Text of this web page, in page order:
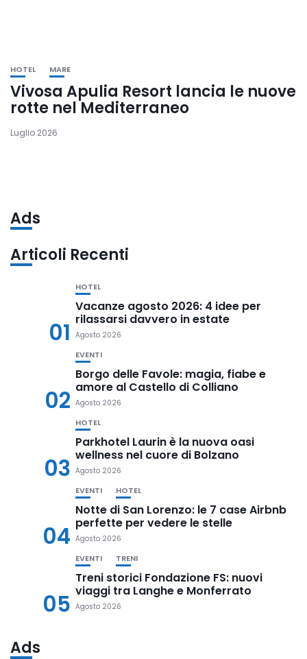
HOTEL MARE
Vivosa Apulia Resort lancia le nuove
rotte nel Mediterraneo
Luglio 2026
Ads
Articoli Recenti
01
HOTEL
Vacanze agosto 2026: 4 idee per
rilassarsi davvero in estate
Agosto 2026
02
EVENTI
Borgo delle Favole: magia, fiabe e
amore al Castello di Colliano
Agosto 2026
03
HOTEL
Parkhotel Laurin è la nuova oasi
wellness nel cuore di Bolzano
Agosto 2026
04
EVENTI HOTEL
Notte di San Lorenzo: le 7 case Airbnb
perfette per vedere le stelle
Agosto 2026
05
EVENTI TRENI
Treni storici Fondazione FS: nuovi
viaggi tra Langhe e Monferrato
Agosto 2026
Ads